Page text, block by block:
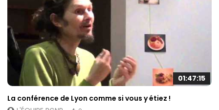
01:47:15
La conférence de Lyon comme si vous y étiez !